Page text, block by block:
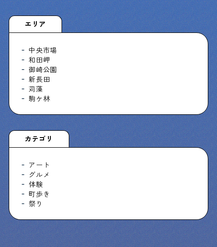
エリア
中央市場
和田岬
御崎公園
新長田
苅藻
駒ケ林
カテゴリ
アート
グルメ
体験
町歩き
祭り